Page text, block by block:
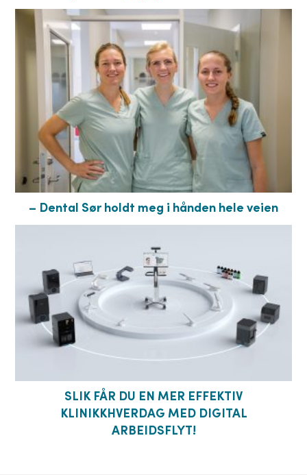
– Dental Sør holdt meg i hånden hele veien
SLIK FÅR DU EN MER EFFEKTIV
KLINIKKHVERDAG MED DIGITAL
ARBEIDSFLYT!